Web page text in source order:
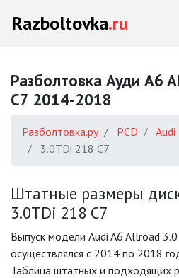
Razboltovka.ru
Разболтовка Ауди A6
C7 2014-2018
Разболтовка.ру PCD Audi
3.0TDi 218 C7
Штатные размеры
3.0TDi 218 C7
Выпуск модели Audi A6 Allroad
осуществлялся с 2014 по 2018
Таблица штатных и подходящих